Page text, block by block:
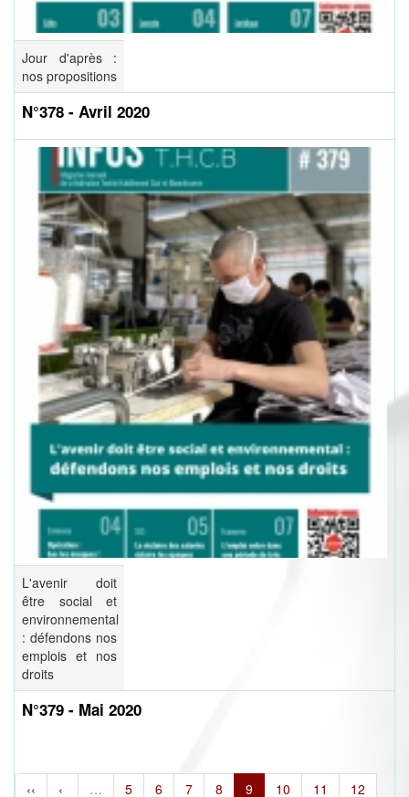
Jour d'après :
nos propositions
N°378 - Avril 2020
L'avenir doit
être social et
environnemental
: défendons nos
emplois et nos
droits
N°379 - Mai 2020
‹‹ ‹ … 5 6 7 8 9 10 11 12